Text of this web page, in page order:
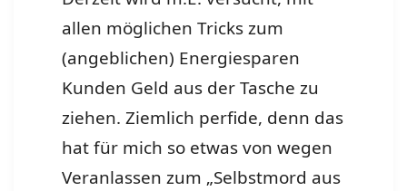
allen möglichen Tricks zum
(angeblichen) Energiesparen
Kunden Geld aus der Tasche zu
ziehen. Ziemlich perfide, denn das
hat für mich so etwas von wegen
Veranlassen zum „Selbstmord aus